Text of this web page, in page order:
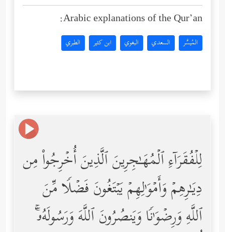
Arabic explanations of the Qur’an:
المُيسَّر السعدي البغوي ابن كثير الطبري
لِلۡفُقَرَاۤءِ ٱلۡمُهَـٰجِرِینَ ٱلَّذِینَ أُخۡرِجُواْ مِن
دِیَـٰرِهِمۡ وَأَمۡوَ ٰ⁠لِهِمۡ یَبۡتَغُونَ فَضۡلࣰا مِّنَ
ٱللَّهِ وَرِضۡوَ ٰ⁠نࣰا وَیَنصُرُونَ ٱللَّهَ وَرَسُولَهُۥۤۚ